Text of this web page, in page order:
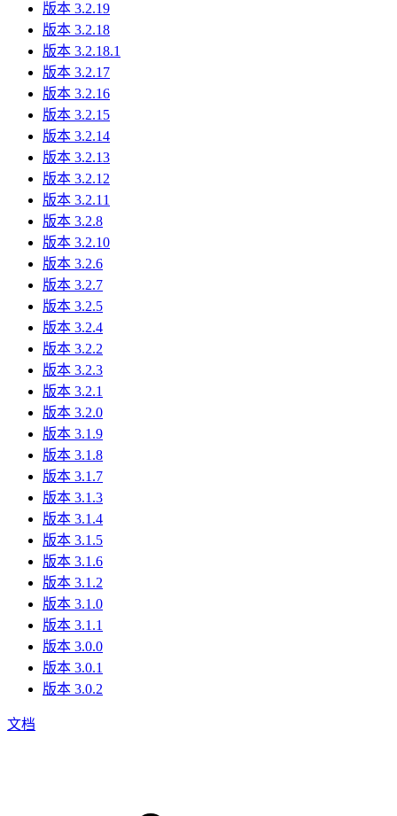
版本 3.2.19
版本 3.2.18
版本 3.2.18.1
版本 3.2.17
版本 3.2.16
版本 3.2.15
版本 3.2.14
版本 3.2.13
版本 3.2.12
版本 3.2.11
版本 3.2.8
版本 3.2.10
版本 3.2.6
版本 3.2.7
版本 3.2.5
版本 3.2.4
版本 3.2.2
版本 3.2.3
版本 3.2.1
版本 3.2.0
版本 3.1.9
版本 3.1.8
版本 3.1.7
版本 3.1.3
版本 3.1.4
版本 3.1.5
版本 3.1.6
版本 3.1.2
版本 3.1.0
版本 3.1.1
版本 3.0.0
版本 3.0.1
版本 3.0.2
文档